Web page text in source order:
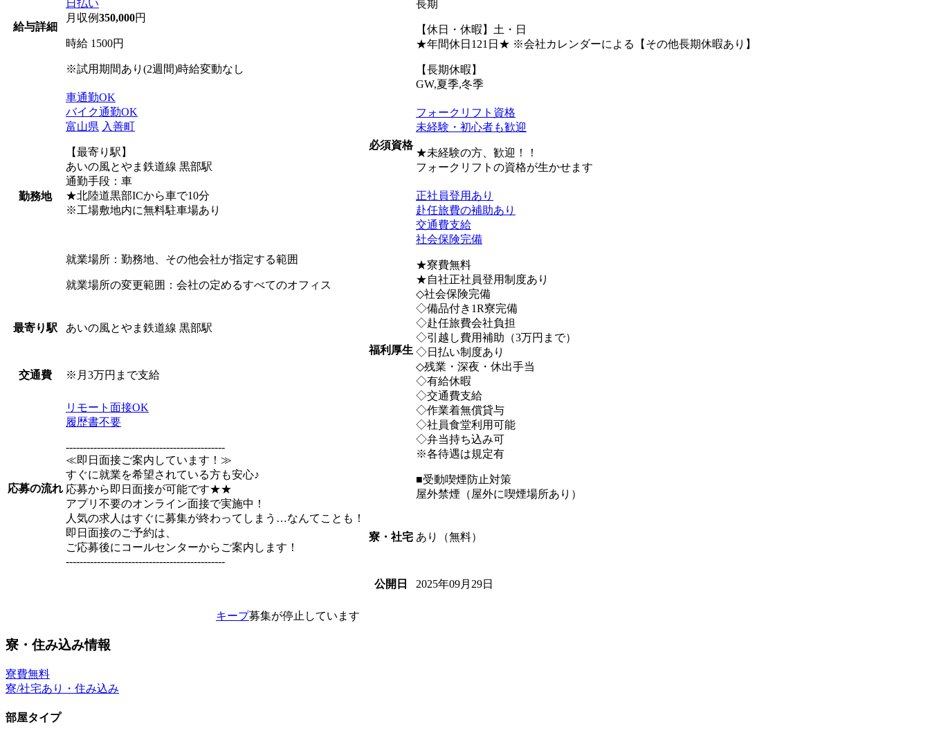
給与詳細
日払い
月収例350,000円
時給 1500円
※試用期間あり(2週間)時給変動なし
勤務地
車通勤OK
バイク通勤OK
富山県 入善町
【最寄り駅】
あいの風とやま鉄道線 黒部駅
通勤手段：車
★北陸道黒部ICから車で10分
※工場敷地内に無料駐車場あり
就業場所：勤務地、その他会社が指定する範囲
就業場所の変更範囲：会社の定めるすべてのオフィス
最寄り駅 あいの風とやま鉄道線 黒部駅
交通費 ※月3万円まで支給
応募の流れ
リモート面接OK
履歴書不要
----------------------------------------------
≪即日面接ご案内しています！≫
すぐに就業を希望されている方も安心♪
応募から即日面接が可能です★★
アプリ不要のオンライン面接で実施中！
人気の求人はすぐに募集が終わってしまう…なんてことも！
即日面接のご予約は、
ご応募後にコールセンターからご案内します！
----------------------------------------------
長期
【休日・休暇】土・日
★年間休日121日★ ※会社カレンダーによる【その他長期休暇あり】
【長期休暇】
GW,夏季,冬季
必須資格
フォークリフト資格
未経験・初心者も歓迎
★未経験の方、歓迎！！
フォークリフトの資格が生かせます
福利厚生
正社員登用あり
赴任旅費の補助あり
交通費支給
社会保険完備
★寮費無料
★自社正社員登用制度あり
◇社会保険完備
◇備品付き1R寮完備
◇赴任旅費会社負担
◇引越し費用補助（3万円まで）
◇日払い制度あり
◇残業・深夜・休出手当
◇有給休暇
◇交通費支給
◇作業着無償貸与
◇社員食堂利用可能
◇弁当持ち込み可
※各待遇は規定有
■受動喫煙防止対策
屋外禁煙（屋外に喫煙場所あり）
寮・社宅 あり（無料）
公開日 2025年09月29日
キープ募集が停止しています
寮・住み込み情報
寮費無料
寮/社宅あり・住み込み
部屋タイプ